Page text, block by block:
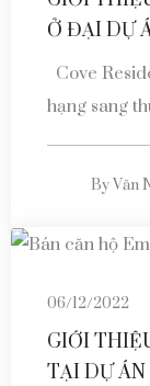
Ở ĐẠI DỰ
Cove
hạng sang
ByVăn
06/12/2022
GIỚI
TẠI DỰ ÁN